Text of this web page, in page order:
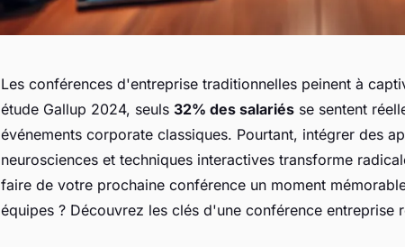
Les conférences d'entreprise traditionnelles peinent à
étude Gallup 2024, seuls 32% des salariés se sentent
événements corporate classiques. Pourtant, intégrer des
neurosciences et techniques interactives transforme
faire de votre prochaine conférence un moment
équipes ? Découvrez les clés d'une conférence entreprise